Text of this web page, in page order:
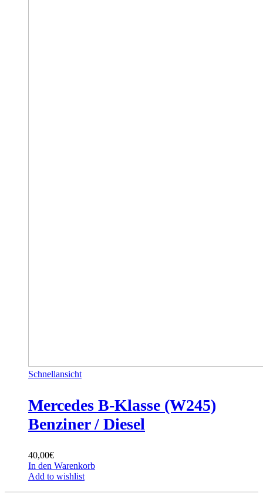
Schnellansicht
Mercedes B-Klasse (W245)
Benziner / Diesel
40,00€
In den Warenkorb
Add to wishlist